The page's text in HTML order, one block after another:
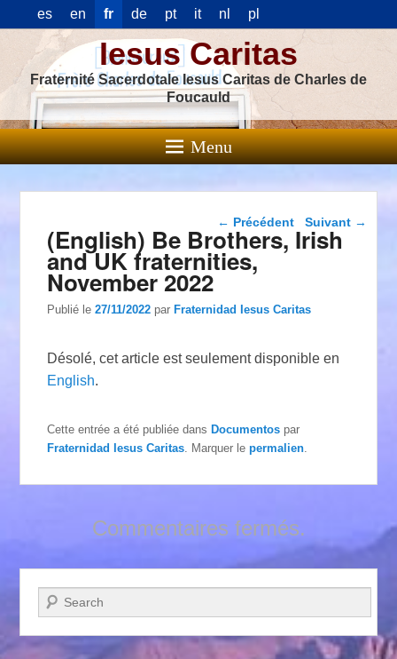
es en fr de pt it nl pl
Iesus Caritas
Fraternité Sacerdotale Iesus Caritas de Charles de
Foucauld
Menu
Navigation dans les
articles
← Précédent Suivant →
(English) Be Brothers, Irish
and UK fraternities,
November 2022
Publié le27/11/2022 parFraternidad Iesus Caritas
Désolé, cet article est seulement disponible en
English.
Cette entrée a été publiée dansDocumentos par
Fraternidad Iesus Caritas . Marquer lepermalien
Commentaires fermés.
Recherche